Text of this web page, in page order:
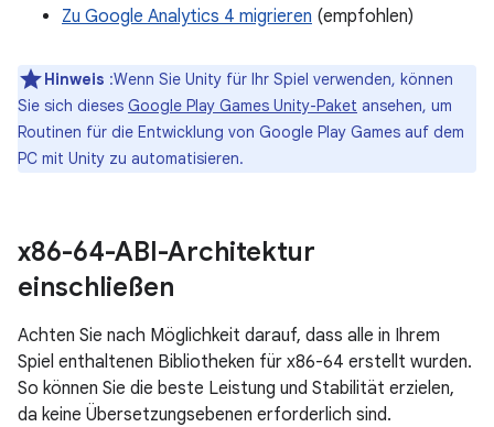
Zu Google Analytics 4 migrieren (empfohlen)
Hinweis :Wenn Sie Unity für Ihr Spiel verwenden, können
Sie sich dieses Google Play Games Unity-Paket ansehen, um
Routinen für die Entwicklung von Google Play Games auf dem
PC mit Unity zu automatisieren.
x86-64-ABI-Architektur
einschließen
Achten Sie nach Möglichkeit darauf, dass alle in Ihrem
Spiel enthaltenen Bibliotheken für x86-64 erstellt wurden.
So können Sie die beste Leistung und Stabilität erzielen,
da keine Übersetzungsebenen erforderlich sind.